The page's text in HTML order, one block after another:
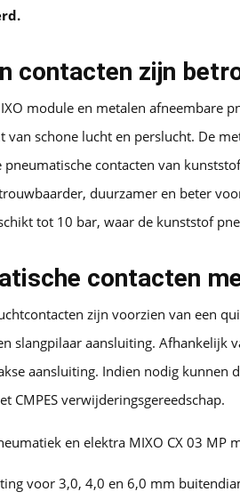
contacten zijn
module en metalen afneembare
van schone lucht en perslucht. De
pneumatische contacten van
duurzamer en beter
tot 10 bar, waar de kunststof
contacten
zijn voorzien van een
slangpilaar aansluiting. Afhankelijk
aansluiting. Indien nodig
CMPES verwijderingsgereedschap.
en elektra MIXO CX 03 MP
voor 3,0, 4,0 en 6,0 mm